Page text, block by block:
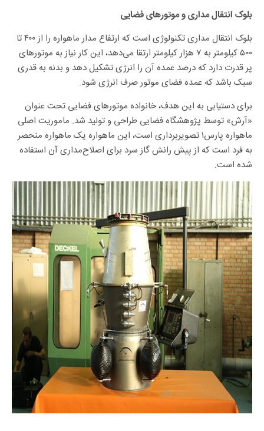
بلوک انتقال مداری و موتورهای فضایی
بلوک انتقال مداری تکنولوژی است که ارتفاع مدار ماهواره را از ۴۰۰ تا
۵۰۰ کیلومتر به ۷ هزار کیلومتر ارتقا می‌دهد، این کار نیاز به موتورهای
پر قدرت دارد که درصد عمده آن را انرژی تشکیل دهد و بدنه به قدری
سبک باشد که عمده فضای موتور صرف انرژی شود.
برای دستیابی به این هدف، خانواده موتورهای فضایی تحت عنوان
«آرش» توسط پژوهشگاه فضایی طراحی و تولید شد. ماموریت اصلی
ماهواره پارس۱ تصویربرداری است، این ماهواره یک ماهواره منحصر
به فرد است که از پیش رانش گاز سرد برای اصلاح‌مداری آن استفاده
شده است.